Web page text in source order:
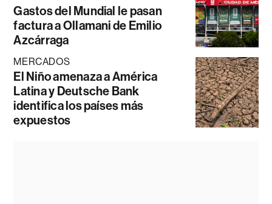
Gastos del Mundial le pasan
factura a Ollamani de Emilio
Azcárraga
MERCADOS
El Niño amenaza a América
Latina y Deutsche Bank
identifica los países más
expuestos